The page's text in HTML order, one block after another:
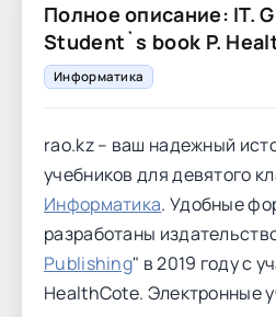
Полное описание: IT.
Student`s book P.
Информатика
rao.kz – ваш надежный
учебников для девятого
Информатика. Удобные
разработаны
Publishing" в 2019 году с
HealthCote. Электронные